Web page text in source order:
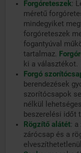
Forgóreteszek:
méretű
mindegyiket
forgóreteszek
fogantyúval
tartalmaz.
ki a választékot.
Forgó
berendezések
szorítócsapok
nélkül
beszerelési időt
Rögzítő alátét: a
zárócsap és a